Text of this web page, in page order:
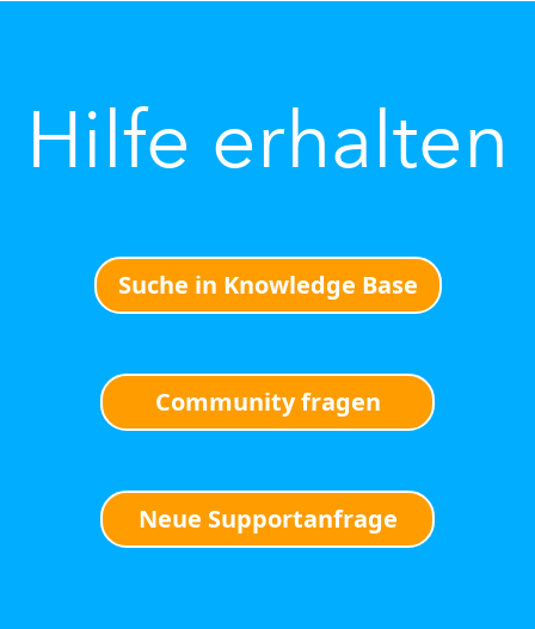
Hilfe erhalten
Suche in Knowledge Base
Community fragen
Neue Supportanfrage